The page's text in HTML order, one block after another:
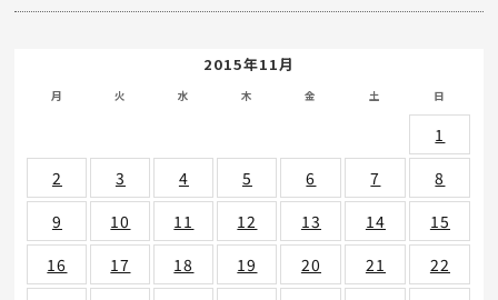
2015年11月
月 火 水 木 金 土 日
1
2
3 4 5 6 7
8
9
10 11 12 13 14
15
16
17 18 19 20 21
22